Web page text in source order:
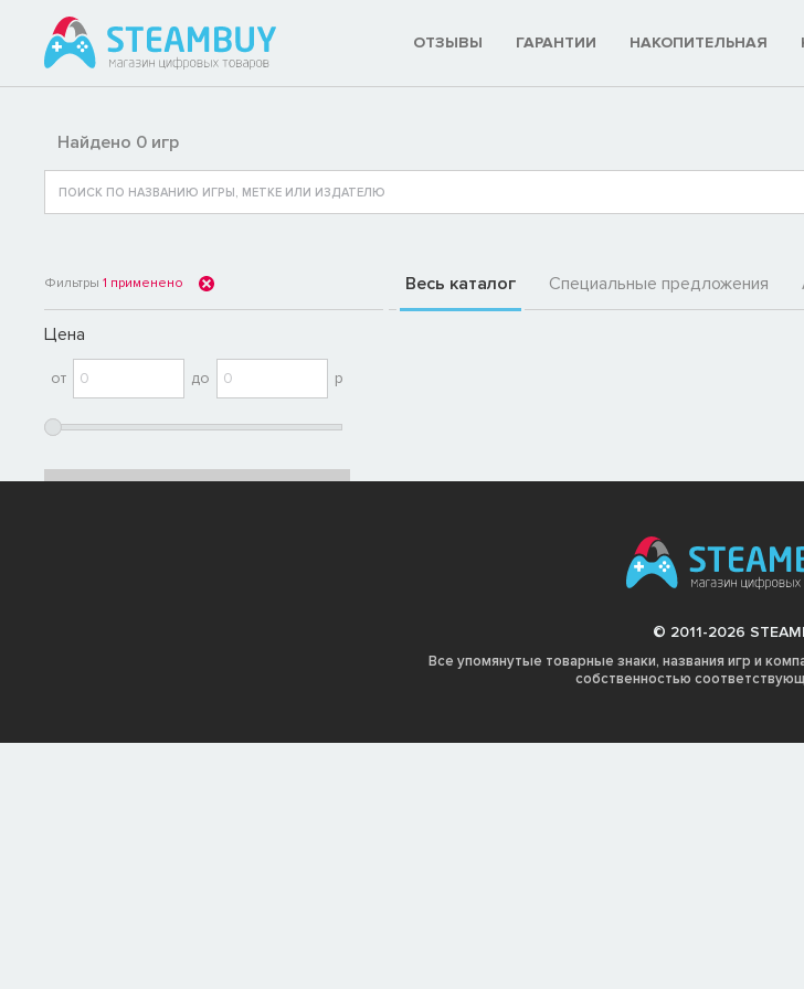
ОТЗЫВЫ ГАРАНТИИ НАКОПИТЕЛЬНАЯ
Найдено 0 игр
Фильтры 1 применено
Цена
от до р
Весь каталог Специальные предложения
© 2011-2026
Все упомянутые товарные знаки, названия игр и
собственностью